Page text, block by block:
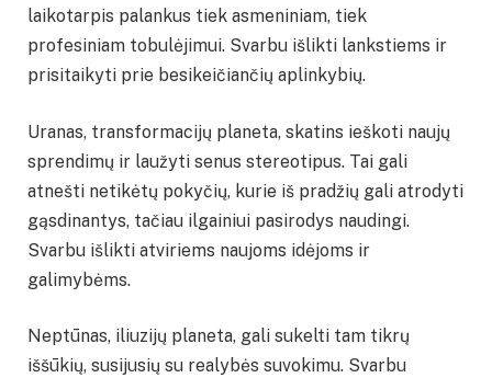
laikotarpis palankus tiek asmeniniam, tiek
profesiniam tobulėjimui. Svarbu išlikti lankstiems ir
prisitaikyti prie besikeičiančių aplinkybių.
Uranas, transformacijų planeta, skatins ieškoti naujų
sprendimų ir laužyti senus stereotipus. Tai gali
atnešti netikėtų pokyčių, kurie iš pradžių gali atrodyti
gąsdinantys, tačiau ilgainiui pasirodys naudingi.
Svarbu išlikti atviriems naujoms idėjoms ir
galimybėms.
Neptūnas, iliuzijų planeta, gali sukelti tam tikrų
iššūkių, susijusių su realybės suvokimu. Svarbu